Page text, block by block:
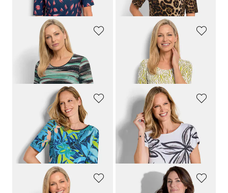
30-Tage-Bestpreis**: 29,95 € (-16%)
GOLDNER
64,95 €
Viskoseshirt mit Zebramuster
29,95 €59,95 €
Jersey-Shirt mit U-Boot-Ausschnitt
29,95 €59,95 €
30-Tage-Bestpreis**: 39,95 € (-25%)
GOLDNER
Jersey-Shirt mit Pailletten
59,95 €